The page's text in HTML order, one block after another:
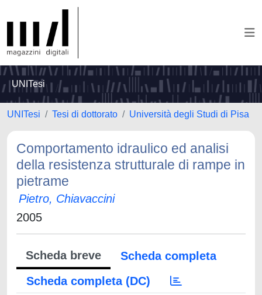
UNITesi
UNITesi Tesi di dottorato Università degli Studi di Pisa
Comportamento idraulico ed analisi
della resistenza strutturale di rampe in
pietrame
Pietro, Chiavaccini
2005
Scheda breve
Scheda completa
Scheda completa (DC)